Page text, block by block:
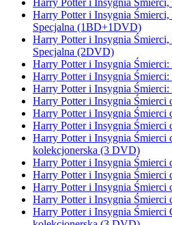
Harry Potter i Insygnia
Harry Potter i Insygnia Śmierci,
Specjalna (1BD+1DVD)
Harry Potter i Insygnia Śmierci,
Specjalna (2DVD)
Harry Potter i Insygnia
Harry Potter i Insygnia
Harry Potter i Insygnia
Harry Potter i Insygnia Śmierci
Harry Potter i Insygnia Śmierci
Harry Potter i Insygnia Śmierci
Harry Potter i Insygnia Śmierci
kolekcjonerska (3 DVD)
Harry Potter i Insygnia Śmierci
Harry Potter i Insygnia Śmierci
Harry Potter i Insygnia Śmierci
Harry Potter i Insygnia Śmierci
Harry Potter i Insygnia Śmierci